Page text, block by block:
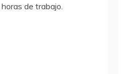
de trabajo.